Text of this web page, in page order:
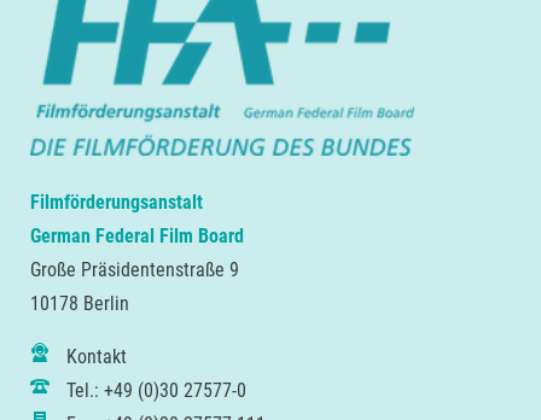
Filmförderungsanstalt
German Federal Film Board
Große Präsidentenstraße 9
10178 Berlin
Kontakt
Tel.: +49 (0)30 27577-0